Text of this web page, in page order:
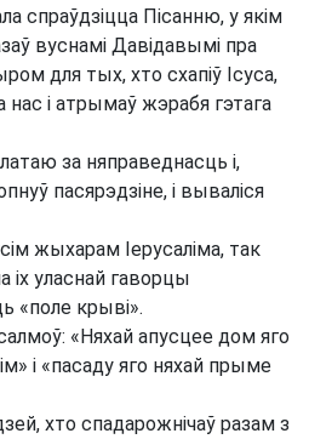
спраўдзіцца Пісанню, у якім
вуснамі Давідавымі пра
для тых, хто схапіў Ісуса,
нас і атрымаў жэрабя гэтага
за няправеднасць і,
пасярэдзіне, і вываліся
жыхарам Іерусаліма, так
іх уласнай гаворцы
«поле крыві».
«Няхай апусцее дом яго
і «пасаду яго няхай прыме
хто спадарожнічаў разам з